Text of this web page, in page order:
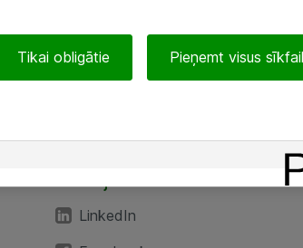
LinkedIn
Tikai obligātie Pieņemt visus